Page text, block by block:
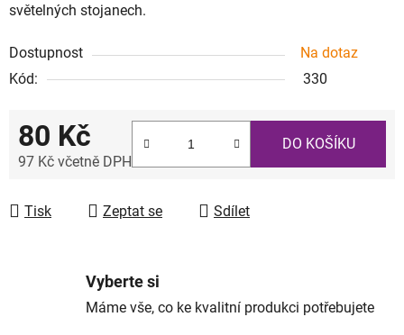
světelných stojanech.
Dostupnost
Na dotaz
Kód:
330
80 Kč
97 Kč včetně DPH
DO KOŠÍKU
Tisk Zeptat se Sdílet
Vyberte si
Máme vše, co ke kvalitní produkci potřebujete